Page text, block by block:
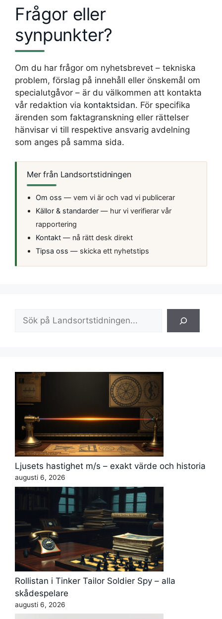
Frågor eller
synpunkter?
Om du har frågor om nyhetsbrevet – tekniska
problem, förslag på innehåll eller önskemål om
specialutgåvor – är du välkommen att kontakta
vår redaktion via kontaktsidan. För specifika
ärenden som faktagranskning eller rättelser
hänvisar vi till respektive ansvarig avdelning
som anges på samma sida.
Mer från Landsortstidningen
Om oss — vem vi är och vad vi publicerar
Källor & standarder — hur vi verifierar vår
rapportering
Kontakt — nå rätt desk direkt
Tipsa oss — skicka ett nyhetstips
Sök
Ljusets hastighet m/s – exakt värde och historia
augusti 6, 2026
Rollistan i Tinker Tailor Soldier Spy – alla
skådespelare
augusti 6, 2026